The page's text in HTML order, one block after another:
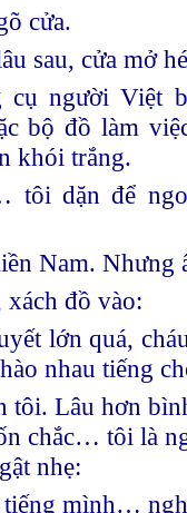
cửa.
sau, cửa mở
cụ người Việt
bộ đồ làm
khói trắng.
dặn để
Nam. Nhưng
đồ vào:
lớn quá,
nhau tiếng
tôi. Lâu hơn
chắc… tôi là
nhẹ:
mình…